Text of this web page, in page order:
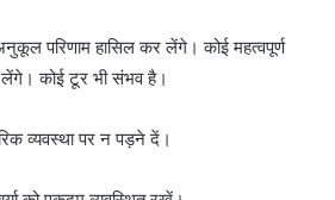
परिणाम हासिल कर लेंगे। कोई महत्वपूर्ण
लेंगे। कोई टूर भी संभव है।
व्यवस्था पर न पड़ने दें।